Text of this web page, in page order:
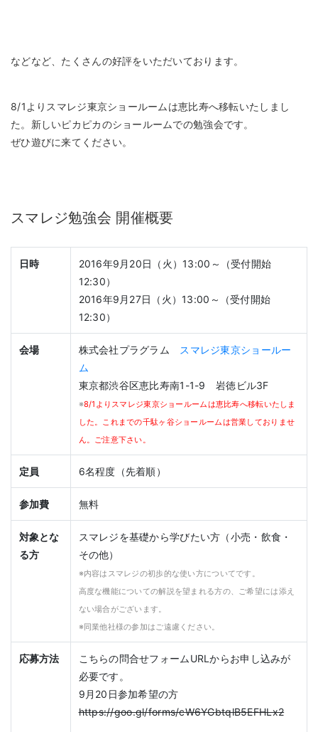
などなど、たくさんの好評をいただいております。
8/1よりスマレジ東京ショールームは恵比寿へ移転いたしまし
た。新しいピカピカのショールームでの勉強会です。
ぜひ遊びに来てください。
スマレジ勉強会 開催概要
日時
2016年9月20日（火）13:00～（受付開始
12:30）
2016年9月27日（火）13:00～（受付開始
12:30）
会場 株式会社プラグラム スマレジ東京ショールー
ム
東京都渋谷区恵比寿南1-1-9 岩徳ビル3F
※8/1よりスマレジ東京ショールームは恵比寿へ移転いたしま
した。これまでの千駄ヶ谷ショールームは営業しておりませ
ん。ご注意下さい。
定員 6名程度（先着順）
参加費 無料
対象とな
る方
スマレジを基礎から学びたい方（小売・飲食・
その他）
※内容はスマレジの初歩的な使い方についてです。
高度な機能についての解説を望まれる方の、ご希望には添え
ない場合がございます。
※同業他社様の参加はご遠慮ください。
応募方法
こちらの問合せフォームURLからお申し込みが
必要です。
9月20日参加希望の方
https://goo.gl/forms/cW6YGbtqlB5EFHLx2